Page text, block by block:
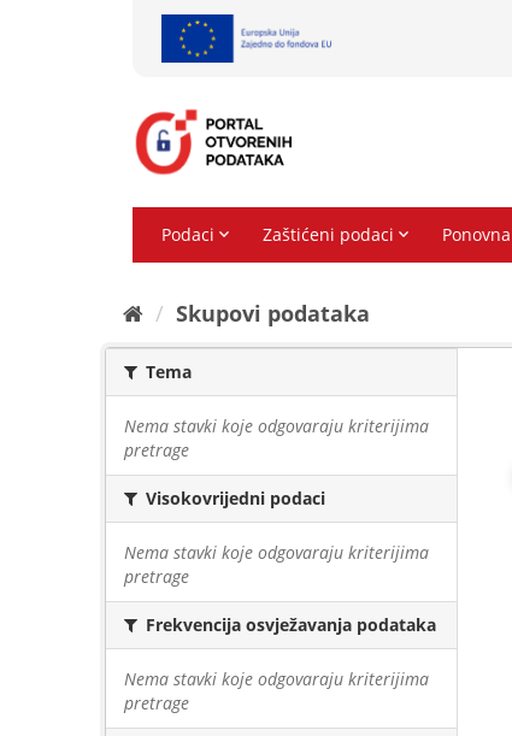
Skupovi podаtаkа
Tema
Nema stavki koje odgovaraju kriterijima
pretrage
Visokovrijedni podaci
Nema stavki koje odgovaraju kriterijima
pretrage
Frekvencija osvježavanja podataka
Nema stavki koje odgovaraju kriterijima
pretrage